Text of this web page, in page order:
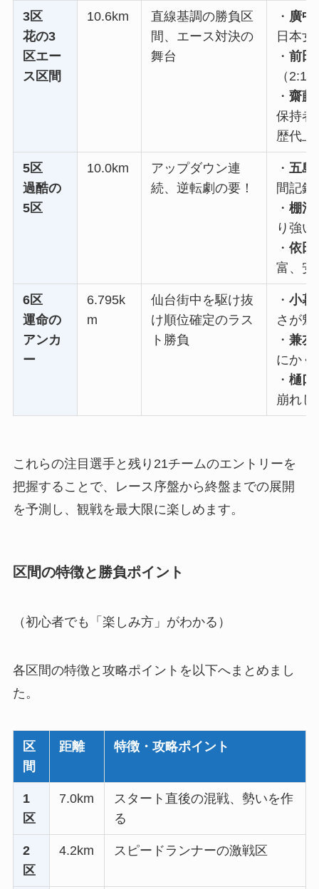
3区
花の3
区エー
ス区間
10.6km
直線基調の勝負区
間、エース対決の
舞台
・ 廣中
日本
・前田
（
・齋藤
保持者
歴代上
5区
過酷の
5区
10.0km
アップダウン連
続、逆転劇の要！
・ 五島
間記録
・棚池
り強
・依田
富、安
6区
運命の
アンカ
ー
6.795k
m
仙台街中を駆け抜
け順位確定のラス
ト勝負
・小暮
さが魅
・兼友
にかく
・樋口
崩れし
これらの注目選手と残り21チームのエントリーを
把握することで、レース序盤から終盤までの展開
を予測し、観戦を最大限に楽しめます。
区間の特徴と勝負ポイント
（初心者でも「楽しみ方」がわかる）
各区間の特徴と攻略ポイントを以下へまとめまし
た。
区
間
距離 特徴・攻略ポイント
1
区
7.0km
スタート直後の混戦、勢いを作
る
2
区
4.2km スピードランナーの激戦区